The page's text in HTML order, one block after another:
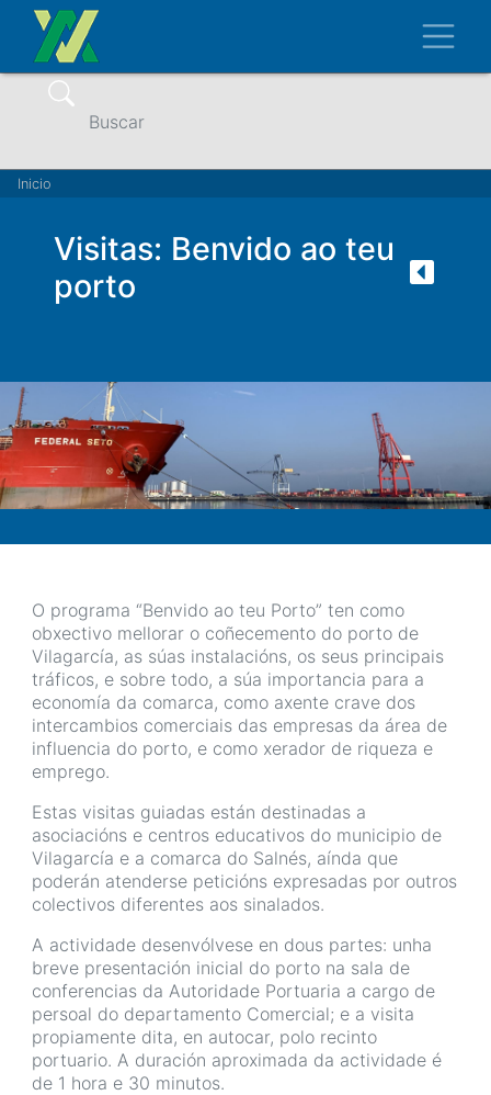
contido
principal
Buscar
Miga
Inicio
Visitas: Benvido ao teu
porto
O programa “Benvido ao teu Porto” ten como
obxectivo mellorar o coñecemento do porto de
Vilagarcía, as súas instalacións, os seus principais
tráficos, e sobre todo, a súa importancia para a
economía da comarca, como axente crave dos
intercambios comerciais das empresas da área de
influencia do porto, e como xerador de riqueza e
emprego.
Estas visitas guiadas están destinadas a
asociacións e centros educativos do municipio de
Vilagarcía e a comarca do Salnés, aínda que
poderán atenderse peticións expresadas por outros
colectivos diferentes aos sinalados.
A actividade desenvólvese en dous partes: unha
breve presentación inicial do porto na sala de
conferencias da Autoridade Portuaria a cargo de
persoal do departamento Comercial; e a visita
propiamente dita, en autocar, polo recinto
portuario. A duración aproximada da actividade é
de 1 hora e 30 minutos.